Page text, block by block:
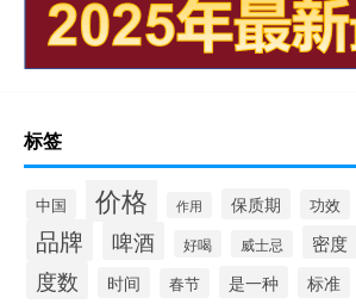
标签
中国 价格 作用 保质期 功效
品牌 啤酒 好喝 威士忌 密度
度数 时间 春节 是一种 标准